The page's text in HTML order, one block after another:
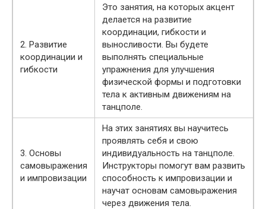
2. Развитие
координации и
гибкости
Это занятия, на которых акцент
делается на развитие
координации, гибкости и
выносливости. Вы будете
выполнять специальные
упражнения для улучшения
физической формы и подготовки
тела к активным движениям на
танцполе.
3. Основы
самовыражения
и импровизации
На этих занятиях вы научитесь
проявлять себя и свою
индивидуальность на танцполе.
Инструкторы помогут вам развить
способность к импровизации и
научат основам самовыражения
через движения тела.